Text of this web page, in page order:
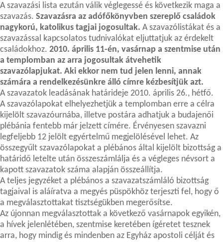
A szavazási lista ezután válik véglegessé és következik maga a
szavazás. Szavazásra az adófőkönyvben szereplő családok
nagykorú, katolikus tagjai jogosultak. A szavazólistákat és a
szavazással kapcsolatos tudnivalókat eljuttatjuk az érdekelt
családokhoz. 2010. április 11-én, vasárnap a szentmise után
a templomban az arra jogosultak átvehetik
szavazólapjukat. Aki ekkor nem tud jelen lenni, annak
számára a rendelkezésünkre álló címre kézbesítjük azt.
A szavazatok leadásának határideje 2010. április 26., hétfő.
A szavazólapokat elhelyezhetjük a templomban erre a célra
kijelölt szavazóurnába, illetve postára adhatjuk a budajenői
plébánia fentebb már jelzett címére. Érvényesen szavazni
legfeljebb 12 jelölt egyértelmű megjelölésével lehet. Az
összegyűlt szavazólapokat a plébános által kijelölt bizottság a
határidő letelte után összeszámlálja és a végleges névsort a
kapott szavazatok száma alapján összeállítja.
A teljes jegyzéket a plébános a szavazatszámláló bizottság
tagjaival is aláíratva a megyés püspökhöz terjeszti fel, hogy ő
a megválasztottakat tisztségükben megerősítse.
Az újonnan megválasztottak a következő vasárnapok egyikén,
a hívek jelenlétében, szentmise keretében ígéretet tesznek
arra, hogy mindig és mindenben az Egyház apostoli célját és